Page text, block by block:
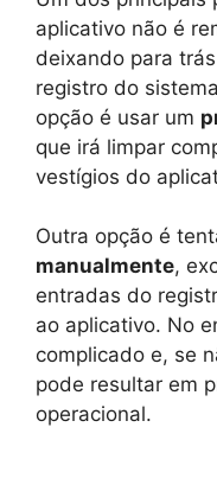
aplicativo não é
deixando para
registro do
opção é usar um
que irá limpar
vestígios do
Outra opção é
manualmente,
entradas do
ao aplicativo. No
complicado e, se
pode resultar em
operacional.